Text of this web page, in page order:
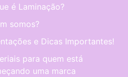
é Laminação?
somos?
e Dicas Importantes!
para quem está
uma marca